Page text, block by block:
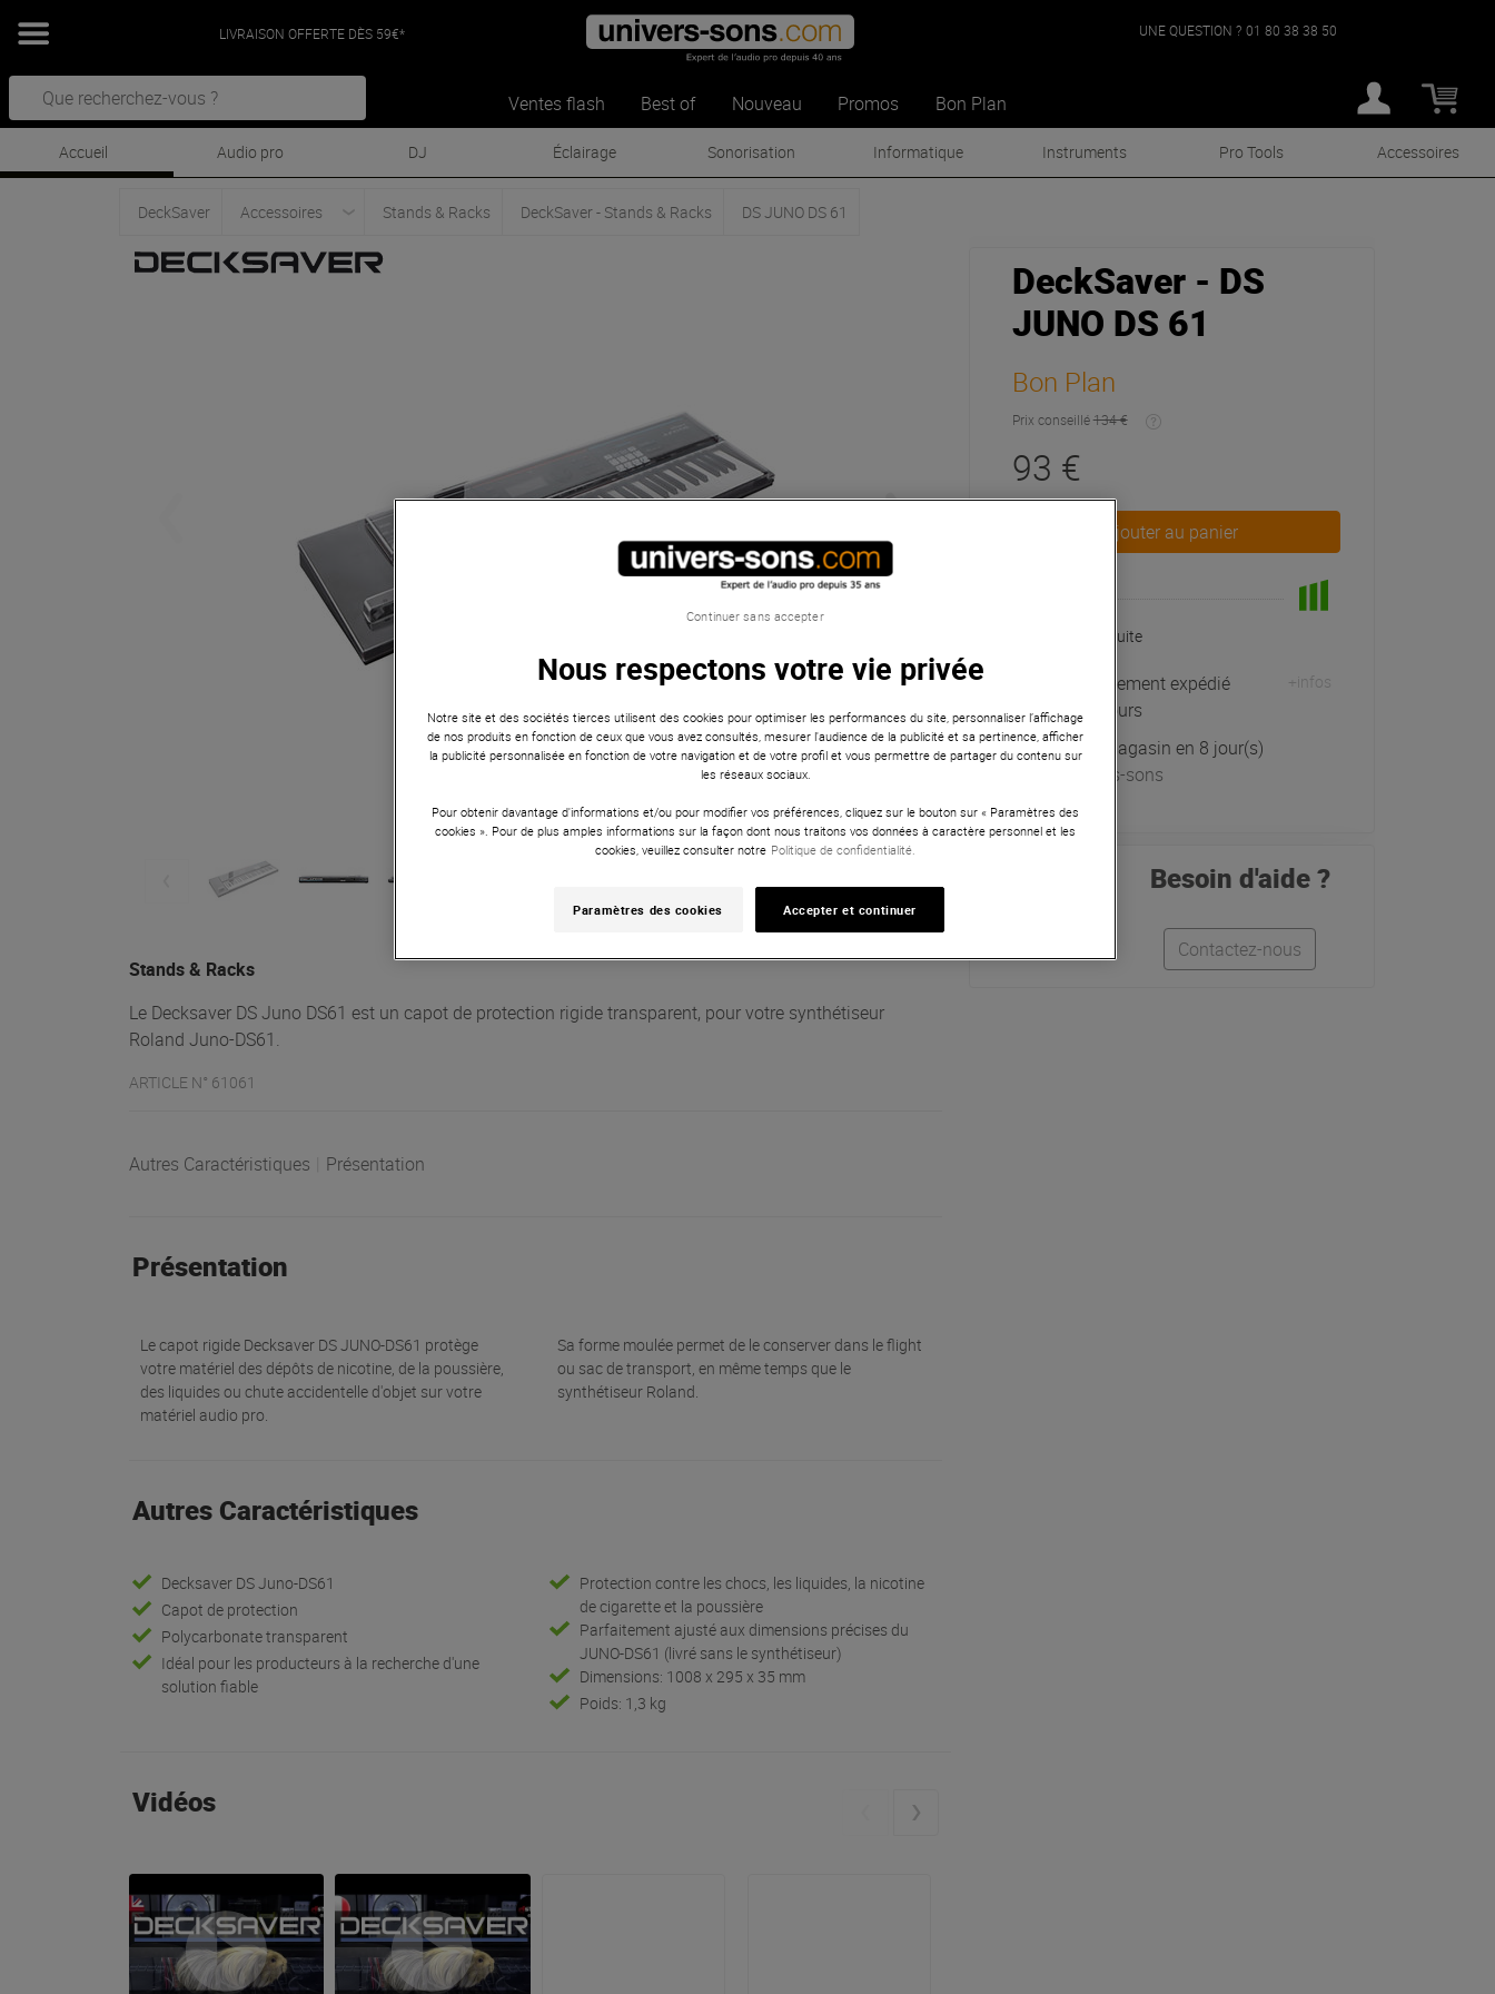
LIVRAISON OFFERTE DÈS 59€*
Ventes flash Best of Nouveau Promos Bon Plan
UNE QUESTION ? 01 80 38 38 50
Accueil Audio pro DJ Éclairage Sonorisation Informatique Instruments Pro Tools Accessoires
DeckSaver Accessoires Stands & Racks DeckSaver - Stands & Racks DS JUNO DS 61
Stands & Racks
Le Decksaver DS Juno DS61 est un capot de protection rigide transparent, pour votre synthétiseur
Roland Juno-DS61.
ARTICLE N° 61061
Autres Caractéristiques Présentation
Présentation
Le capot rigide Decksaver DS JUNO-DS61 protège
votre matériel des dépôts de nicotine, de la poussière,
des liquides ou chute accidentelle d'objet sur votre
matériel audio pro.
Sa forme moulée permet de le conserver dans le flight
ou sac de transport, en même temps que le
synthétiseur Roland.
Autres Caractéristiques
Decksaver DS Juno-DS61
Capot de protection
Polycarbonate transparent
Idéal pour les producteurs à la recherche d'une
solution fiable
Protection contre les chocs, les liquides, la nicotine
de cigarette et la poussière
Parfaitement ajusté aux dimensions précises du
JUNO-DS61 (livré sans le synthétiseur)
Dimensions: 1008 x 295 x 35 mm
Poids: 1,3 kg
Vidéos
DeckSaver - DS
JUNO DS 61
Bon Plan
Prix conseillé 134 €
93 €
Ajouter au panier
Livraison Gratuite
Habituellement expédié
sous 7 jours
+infos
Retrait magasin en 8 jour(s)
à Univers-sons
Besoin d'aide ?
Contactez-nous
Nous respectons votre vie privée
Notre site et des sociétés tierces utilisent des cookies pour optimiser les performances du site, personnaliser l’affichage
de nos produits en fonction de ceux que vous avez consultés, mesurer l'audience de la publicité et sa pertinence, afficher
la publicité personnalisée en fonction de votre navigation et de votre profil et vous permettre de partager du contenu sur
les réseaux sociaux.
Pour obtenir davantage d'informations et/ou pour modifier vos préférences, cliquez sur le bouton sur « Paramètres des
cookies ». Pour de plus amples informations sur la façon dont nous traitons vos données à caractère personnel et les
cookies, veuillez consulter notre Politique de confidentialité.
Paramètres des cookies Accepter et continuer
Continuer sans accepter